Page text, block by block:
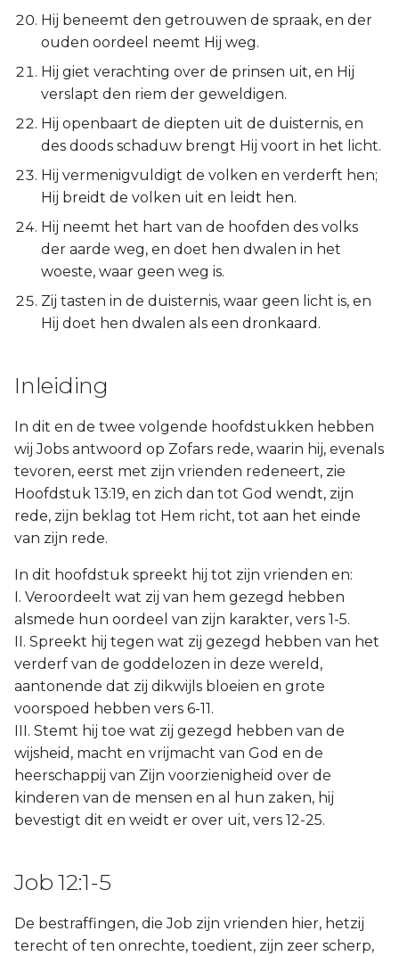
Hij beneemt den getrouwen de spraak, en der
ouden oordeel neemt Hij weg.
Hij giet verachting over de prinsen uit, en Hij
verslapt den riem der geweldigen.
Hij openbaart de diepten uit de duisternis, en
des doods schaduw brengt Hij voort in het licht.
Hij vermenigvuldigt de volken en verderft hen;
Hij breidt de volken uit en leidt hen.
Hij neemt het hart van de hoofden des volks
der aarde weg, en doet hen dwalen in het
woeste, waar geen weg is.
Zij tasten in de duisternis, waar geen licht is, en
Hij doet hen dwalen als een dronkaard.
Inleiding
In dit en de twee volgende hoofdstukken hebben
wij Jobs antwoord op Zofars rede, waarin hij, evenals
tevoren, eerst met zijn vrienden redeneert, zie
Hoofdstuk 13:19, en zich dan tot God wendt, zijn
rede, zijn beklag tot Hem richt, tot aan het einde
van zijn rede.
In dit hoofdstuk spreekt hij tot zijn vrienden en:
I. Veroordeelt wat zij van hem gezegd hebben
alsmede hun oordeel van zijn karakter, vers 1-5.
II. Spreekt hij tegen wat zij gezegd hebben van het
verderf van de goddelozen in deze wereld,
aantonende dat zij dikwijls bloeien en grote
voorspoed hebben vers 6-11.
III. Stemt hij toe wat zij gezegd hebben van de
wijsheid, macht en vrijmacht van God en de
heerschappij van Zijn voorzienigheid over de
kinderen van de mensen en al hun zaken, hij
bevestigt dit en weidt er over uit, vers 12-25.
Job 12:1-5
De bestraffingen, die Job zijn vrienden hier, hetzij
terecht of ten onrechte, toedient, zijn zeer scherp,